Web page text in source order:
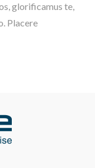
glorificamus te,
Placere